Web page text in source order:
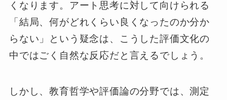
くなります。アート思考に対して向けられる
「結局、何がどれくらい良くなったのか分か
らない」という疑念は、こうした評価文化の
中ではごく自然な反応だと言えるでしょう。
しかし、教育哲学や評価論の分野では、測定